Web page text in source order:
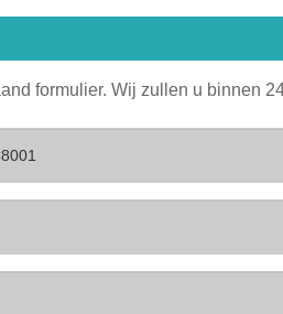
formulier. Wij zullen u binnen